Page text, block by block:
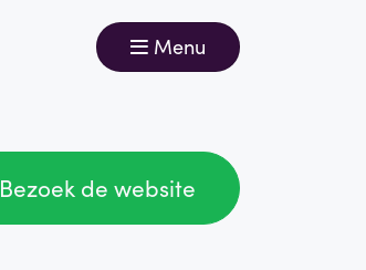
Menu
Bezoek de website